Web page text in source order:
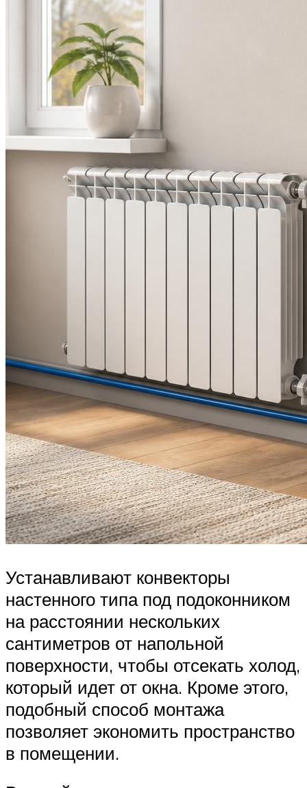
Устанавливают конвекторы
настенного типа под подоконником
на расстоянии нескольких
сантиметров от напольной
поверхности, чтобы отсекать холод,
который идет от окна. Кроме этого,
подобный способ монтажа
позволяет экономить пространство
в помещении.